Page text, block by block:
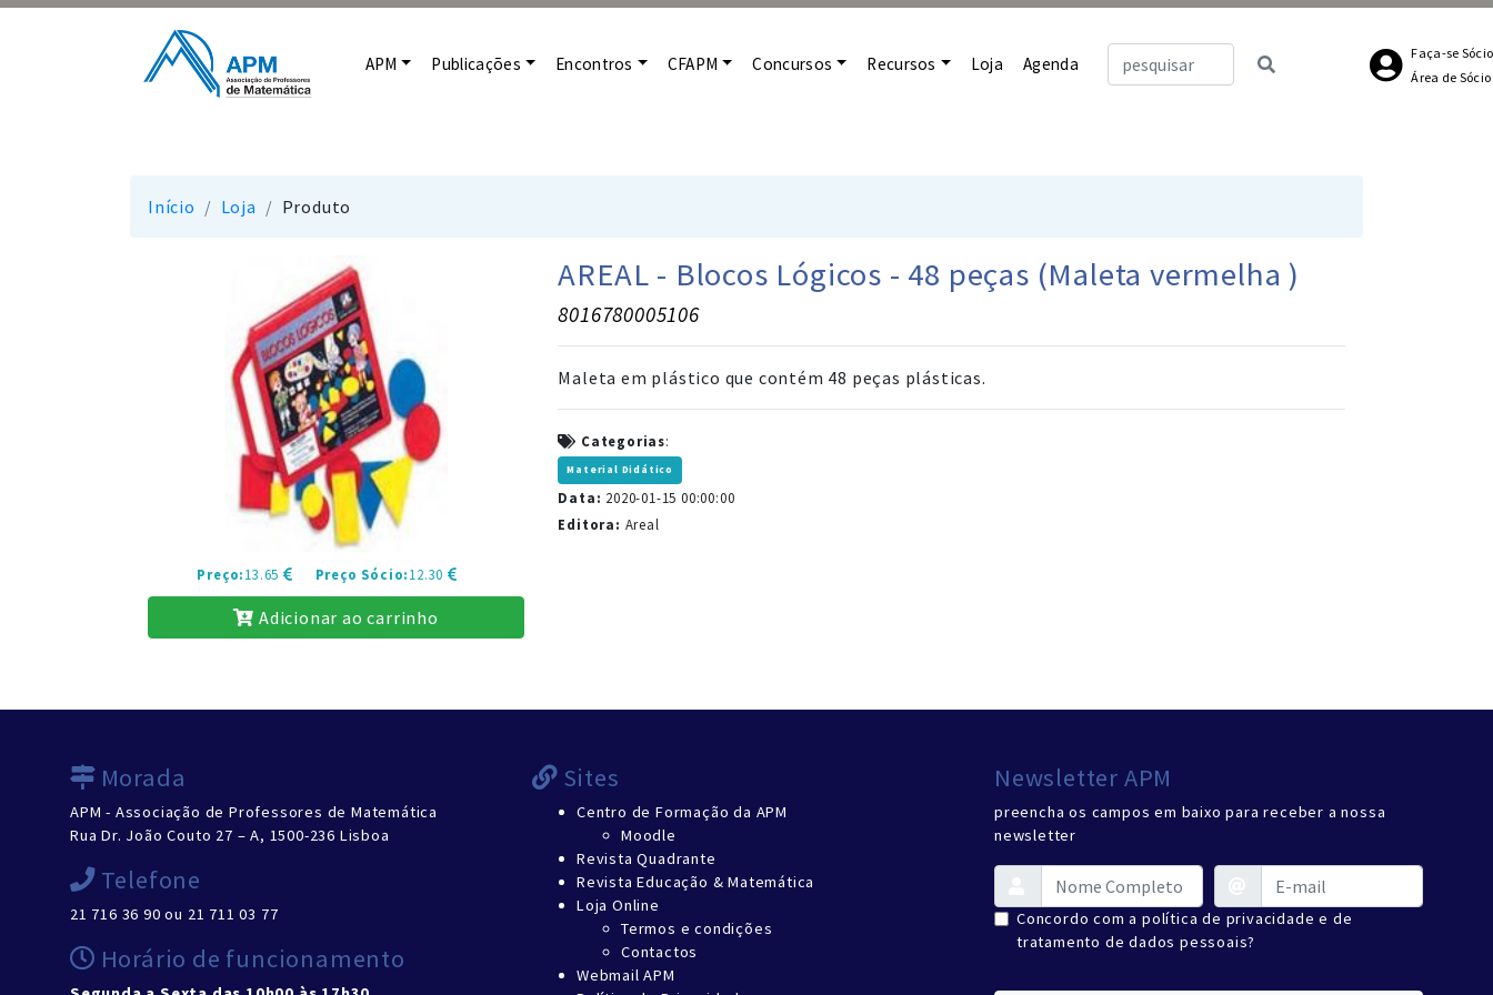
APM Publicações Encontros CFAPM Concursos Recursos Loja Agenda
Faça-se Sócio
Área de Sócio
Início Loja Produto
Preço:13.65 Preço Sócio:12.30
Adicionar ao carrinho
AREAL - Blocos Lógicos - 48 peças (Maleta vermelha )
8016780005106
Maleta em plástico que contém 48 peças plásticas.
Categorias:
Material Didático
Data: 2020-01-15 00:00:00
Editora: Areal
Morada
APM - Associação de Professores de Matemática
Rua Dr. João Couto 27 – A, 1500-236 Lisboa
Telefone
21 716 36 90 ou 21 711 03 77
Horário de funcionamento
Sites
Centro de Formação da APM
Moodle
Revista Quadrante
Revista Educação & Matemática
Loja Online
Termos e condições
Contactos
Webmail APM
Newsletter APM
preencha os campos em baixo para receber a nossa
newsletter
Concordo com a política de privacidade e de
tratamento de dados pessoais?